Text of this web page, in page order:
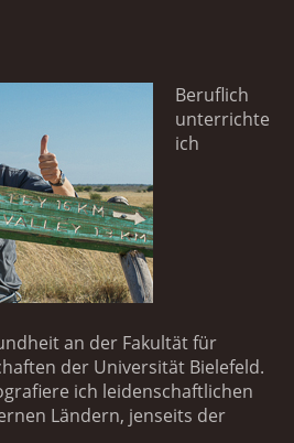
Beruflich
unterrichte
ich
an der Fakultät für
der Universität Bielefeld.
ich leidenschaftlichen
Ländern, jenseits der